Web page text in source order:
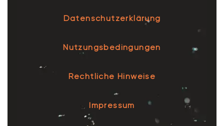
Datenschutzerklärung
Nutzungsbedingungen
Rechtliche Hinweise
Impressum